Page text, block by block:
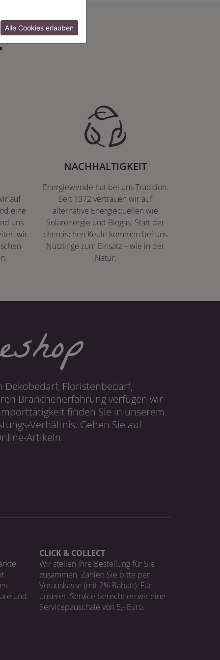
auf
eine
uns
wir
NACHHALTIGKEIT
Energiewende hat bei uns Tradition.
Seit 1972 vertrauen wir auf
alternative Energiequellen wie
Solarenergie und Biogas. Statt der
chemischen Keule kommen bei uns
Nützlinge zum Einsatz – wie in der
Natur.
Floristenbedarf,
Branchenerfahrung verfügen wir
finden Sie in unserem
Verhältnis. Gehen Sie auf
Artikeln.
und
CLICK & COLLECT
Wir stellen Ihre Bestellung für Sie
zusammen. Zahlen Sie bitte per
Vorauskasse (mit 2% Rabatt). Für
unseren Service berechnen wir eine
Servicepauschale von 5,- Euro.
Alle Cookies erlauben